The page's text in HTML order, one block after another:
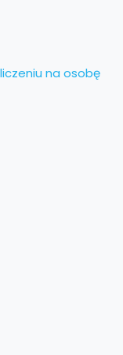
na osobę